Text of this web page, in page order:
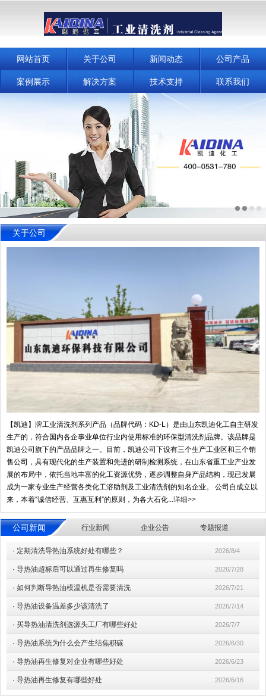
网站首页 关于公司 新闻动态 公司产品
案例展示 解决方案 技术支持 联系我们
关于公司
【凯迪】牌工业清洗剂系列产品（品牌代码：KD-L）是由山东凯迪化工自主研发
生产的，符合国内各企事业单位行业内使用标准的环保型清洗剂品牌。该品牌是
凯迪公司旗下的产品品牌之一。目前，凯迪公司下设有三个生产工业区和三个销
售公司，具有现代化的生产装置和先进的研制检测系统，在山东省重工业产业发
展的布局中，依托当地丰富的化工资源优势，逐步调整自身产品结构，现已发展
成为一家专业生产经营各类化工溶助剂及工业清洗剂的知名企业。 公司自成立以
来，本着“诚信经营、互惠互利”的原则，为各大石化... 详细>>
公司新闻 行业新闻 企业公告 专题报道
· 定期清洗导热油系统好处有哪些？ 2026/8/4
· 导热油超标后可以通过再生修复吗 2026/7/28
· 如何判断导热油模温机是否需要清洗 2026/7/21
· 导热油设备温差多少该清洗了 2026/7/14
· 买导热油清洗剂选源头工厂有哪些好处 2026/7/7
· 导热油系统为什么会产生结焦积碳 2026/6/30
· 导热油再生修复对企业有哪些好处 2026/6/23
· 导热油再生修复有哪些好处 2026/6/16